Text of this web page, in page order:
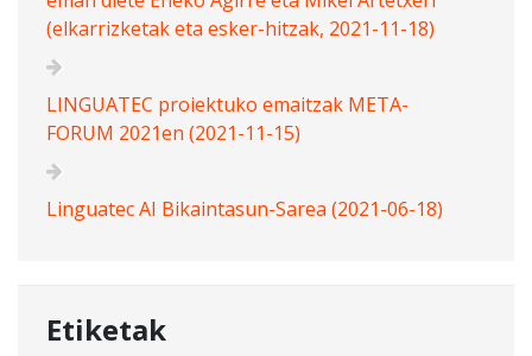
(elkarrizketak eta esker-hitzak, 2021-11-18)
LINGUATEC proiektuko emaitzak META-
FORUM 2021en (2021-11-15)
Linguatec AI Bikaintasun-Sarea (2021-06-18)
Etiketak